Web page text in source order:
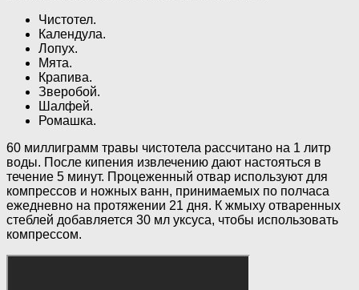
Чистотел.
Календула.
Лопух.
Мята.
Крапива.
Зверобой.
Шалфей.
Ромашка.
60 миллиграмм травы чистотела рассчитано на 1 литр
воды. После кипения извлечению дают настояться в
течение 5 минут. Процеженный отвар используют для
компрессов и ножных ванн, принимаемых по полчаса
ежедневно на протяжении 21 дня. К жмыху отваренных
стеблей добавляется 30 мл уксуса, чтобы использовать
компрессом.